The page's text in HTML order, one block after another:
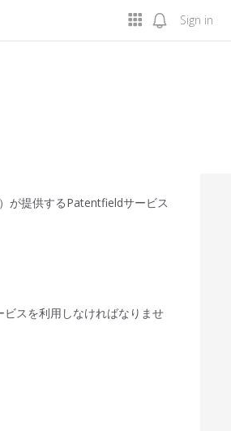
Sign in
が提供するPatentfieldサービス
スを利用しなければなりませ